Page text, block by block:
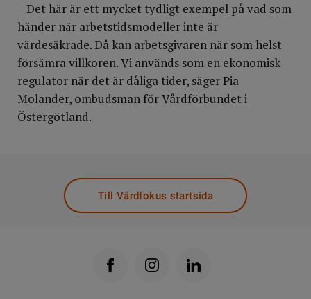
– Det här är ett mycket tydligt exempel på vad som
händer när arbetstidsmodeller inte är
värdesäkrade. Då kan arbetsgivaren när som helst
försämra villkoren. Vi används som en ekonomisk
regulator när det är dåliga tider, säger Pia
Molander, ombudsman för Vårdförbundet i
Östergötland.
Till Vårdfokus startsida